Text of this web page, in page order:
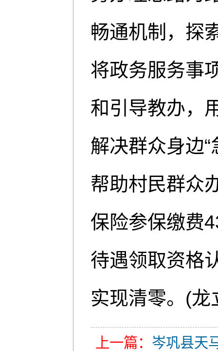
畅通机制，探
将政务服务事
和引导教办，
解决群众身边
帮助村民群众
保险参保缴费
待遇领取资格
实现清零。(龙
上一篇： 岑巩县天